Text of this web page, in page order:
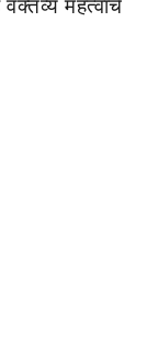
वक्तव्य महत्वाचे